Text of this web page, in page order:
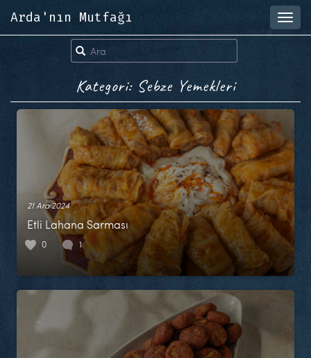
Arda'nın Mutfağı
Kategori: Sebze Yemekleri
21 Ara 2024
Etli Lahana Sarması
0 1